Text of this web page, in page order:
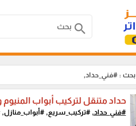
search
بحث : #فني_حداد,
حداد متنقل لتركيب أبواب
#فني_حداد, #تركيب_سريع, #أبواب_منازل,